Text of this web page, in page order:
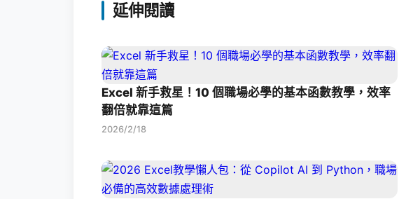
延伸閱讀
Excel 新手救星！10 個職場必學的基本函數教學，效率
翻倍就靠這篇
2026/2/18